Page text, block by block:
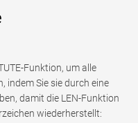
Funktion, um alle
indem Sie sie durch eine
damit die LEN-Funktion
wiederherstellt: